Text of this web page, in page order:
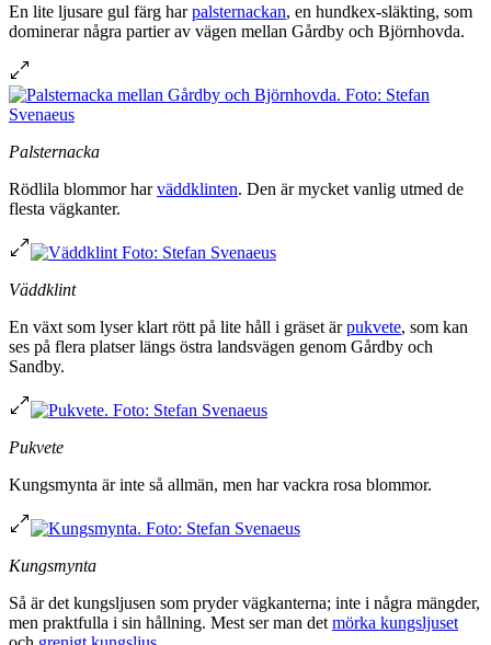
En lite ljusare gul färg harpalsternackan, en hundkex-släkting, som
dominerar några partier av vägen mellan Gårdby och Björnhovda.
Palsternacka
Rödlila blommor harväddklinten. Den är mycket vanlig utmed de
flesta vägkanter.
Väddklint
En växt som lyser klart rött på lite håll i gräset ärpukvete, som kan
ses på flera platser längs östra landsvägen genom Gårdby och
Sandby.
Pukvete
Kungsmynta är inte så allmän, men har vackra rosa blommor.
Kungsmynta
Så är det kungsljusen som pryder vägkanterna; inte i några mängder,
men praktfulla i sin hållning. Mest ser man det mörka kungsljuset